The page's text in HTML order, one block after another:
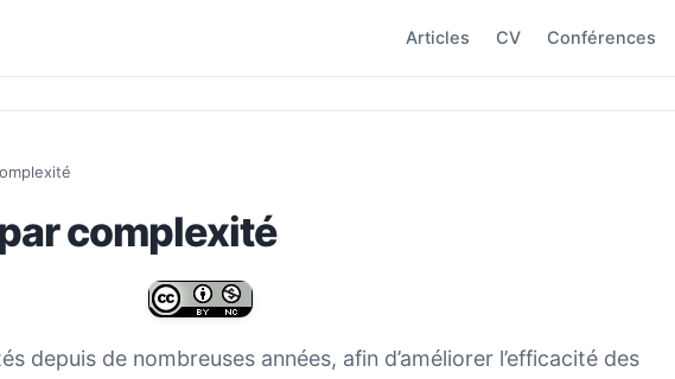
Articles CV Conférences
complexité
depuis de nombreuses années, afin d’améliorer l’efficacité des